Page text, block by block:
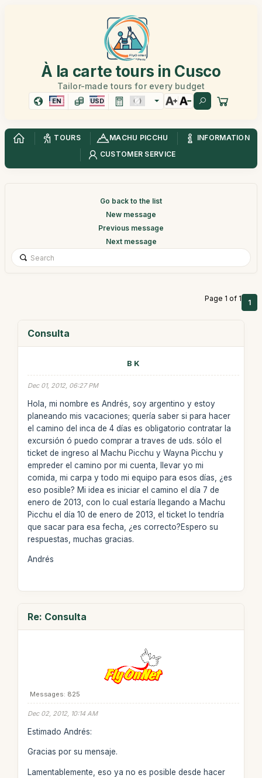
À la carte tours in Cusco
Tailor-made tours for every budget
EN USD
TOURS MACHU PICCHU
INFORMATION
CUSTOMER SERVICE
Go back to the list
New message
Previous message
Next message
Page 1 of 1 1
Consulta
B K
Dec 01, 2012, 06:27 PM
Hola, mi nombre es Andrés, soy argentino y estoy
planeando mis vacaciones; quería saber si para hacer
el camino del inca de 4 días es obligatorio contratar la
excursión ó puedo comprar a traves de uds. sólo el
ticket de ingreso al Machu Picchu y Wayna Picchu y
empreder el camino por mi cuenta, llevar yo mi
comida, mi carpa y todo mi equipo para esos días, ¿es
eso posible? Mi idea es iniciar el camino el día 7 de
enero de 2013, con lo cual estaría llegando a Machu
Picchu el día 10 de enero de 2013, el ticket lo tendría
que sacar para esa fecha, ¿es correcto?Espero su
respuestas, muchas gracias.
Andrés
Re: Consulta
Messages: 825
Dec 02, 2012, 10:14 AM
Estimado Andrés:
Gracias por su mensaje.
Lamentablemente, eso ya no es posible desde hacer